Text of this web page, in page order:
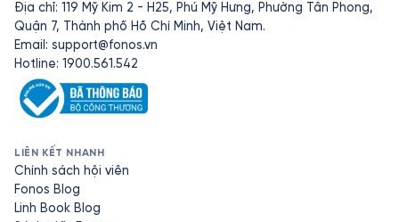
Địa chỉ: 119 Mỹ Kim 2 - H25, Phú Mỹ Hưng, Phường Tân Phong,
Quận 7, Thành phố Hồ Chí Minh, Việt Nam.
Email: support@fonos.vn
Hotline: 1900.561.542
LIÊN KẾT NHANH
Chính sách hội viên
Fonos Blog
Linh Book Blog